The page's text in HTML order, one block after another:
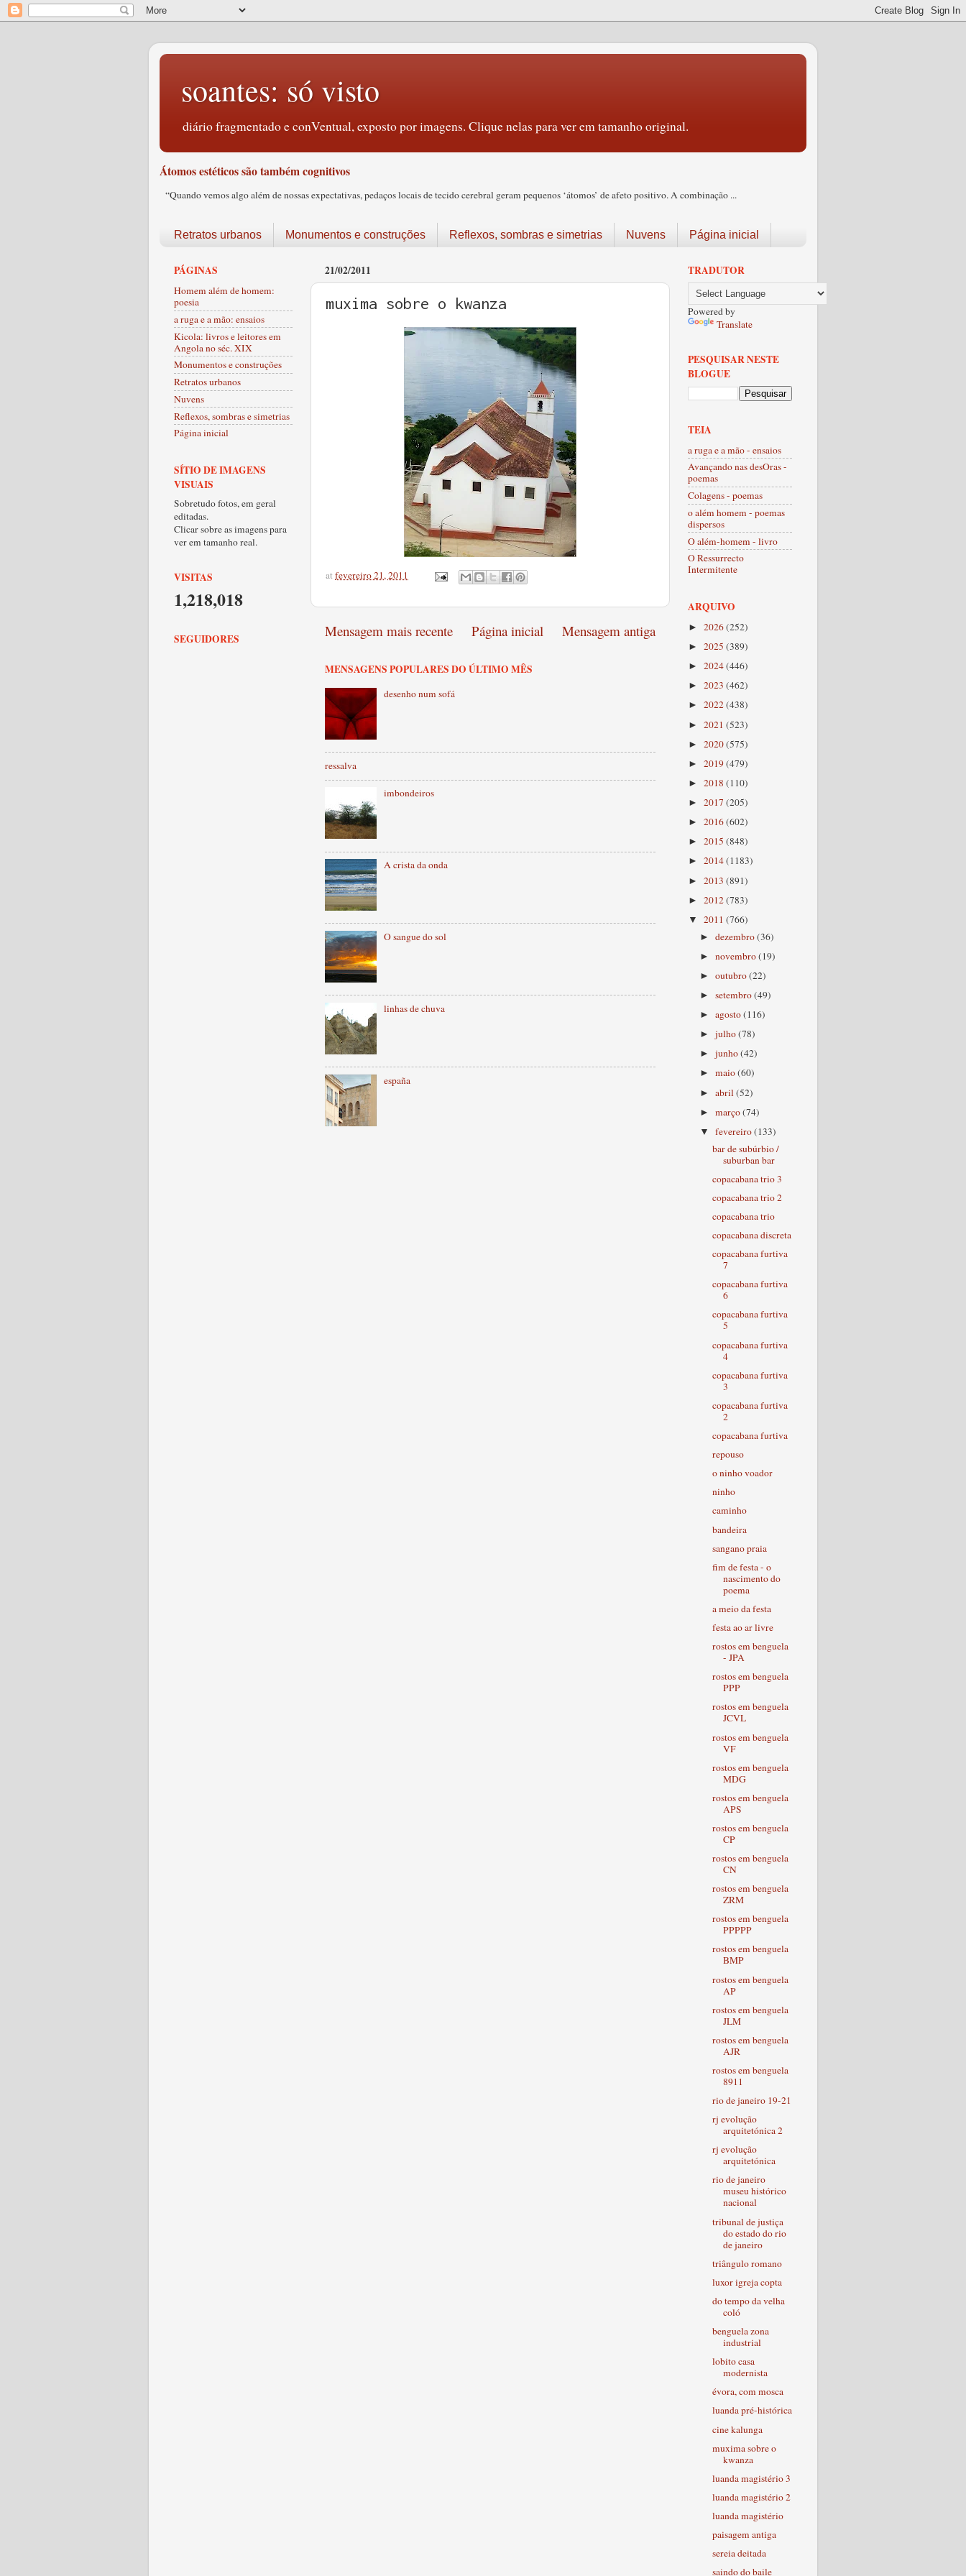
soantes: só visto
diário fragmentado e conVentual, exposto por imagens. Clique nelas para ver em tamanho original.
Átomos estéticos são também cognitivos
“Quando vemos algo além de nossas expectativas, pedaços locais de tecido cerebral geram pequenos ‘átomos’ de afeto positivo. A combinação ...
Retratos urbanos Monumentos e construções Reflexos, sombras e simetrias Nuvens Página inicial
21/02/2011
muxima sobre o kwanza
atfevereiro 21, 2011
Mensagem mais recente Mensagem antiga
Página inicial
MENSAGENS POPULARES DO ÚLTIMO MÊS
desenho num sofá
ressalva
imbondeiros
A crista da onda
O sangue do sol
linhas de chuva
españa
PÁGINAS
Homem além de homem:
poesia
a ruga e a mão: ensaios
Kicola: livros e leitores em
Angola no séc. XIX
Monumentos e construções
Retratos urbanos
Nuvens
Reflexos, sombras e simetrias
Página inicial
SÍTIO DE IMAGENS
VISUAIS
Sobretudo fotos, em geral
editadas.
Clicar sobre as imagens para
ver em tamanho real.
VISITAS
1,218,018
SEGUIDORES
TRADUTOR
Powered by
Translate
PESQUISAR NESTE
BLOGUE
TEIA
a ruga e a mão - ensaios
Avançando nas desOras -
poemas
Colagens - poemas
o além homem - poemas
dispersos
O além-homem - livro
O Ressurrecto
Intermitente
ARQUIVO
► 2026(252)
► 2025 (389)
► 2024(446)
► 2023 (462)
► 2022(438)
► 2021 (523)
► 2020(575)
► 2019(479)
► 2018 (110)
► 2017 (205)
► 2016(602)
► 2015 (848)
► 2014(1183)
► 2013 (891)
► 2012(783)
▼ 2011 (766)
►dezembro(36)
►novembro(19)
►outubro(22)
►setembro(49)
►agosto(116)
►julho(78)
►junho(42)
►maio(60)
►abril(52)
►março(74)
▼fevereiro(133)
bar de subúrbio /
suburban bar
copacabana trio 3
copacabana trio 2
copacabana trio
copacabana discreta
copacabana furtiva
7
copacabana furtiva
6
copacabana furtiva
5
copacabana furtiva
4
copacabana furtiva
3
copacabana furtiva
2
copacabana furtiva
repouso
o ninho voador
ninho
caminho
bandeira
sangano praia
fim de festa - o
nascimento do
poema
a meio da festa
festa ao ar livre
rostos em benguela
- JPA
rostos em benguela
PPP
rostos em benguela
JCVL
rostos em benguela
VF
rostos em benguela
MDG
rostos em benguela
APS
rostos em benguela
CP
rostos em benguela
CN
rostos em benguela
ZRM
rostos em benguela
PPPPP
rostos em benguela
BMP
rostos em benguela
AP
rostos em benguela
JLM
rostos em benguela
AJR
rostos em benguela
8911
rio de janeiro 19-21
rj evolução
arquitetónica 2
rj evolução
arquitetónica
rio de janeiro
museu histórico
nacional
tribunal de justiça
do estado do rio
de janeiro
triângulo romano
luxor igreja copta
do tempo da velha
coló
benguela zona
industrial
lobito casa
modernista
évora, com mosca
luanda pré-histórica
cine kalunga
muxima sobre o
kwanza
luanda magistério 3
luanda magistério 2
luanda magistério
paisagem antiga
sereia deitada
saindo do baile